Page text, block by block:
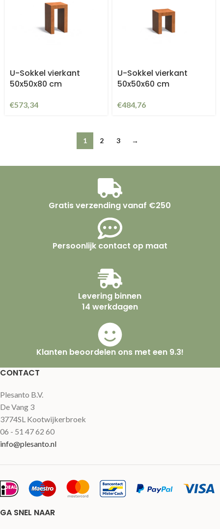
U-Sokkel vierkant
50x50x80 cm
€573,34
U-Sokkel vierkant
50x50x60 cm
€484,76
1 2 3 →
Gratis verzending vanaf €250
Persoonlijk contact op maat
Levering binnen
14 werkdagen
Klanten beoordelen ons met een 9.3!
CONTACT
Plesanto B.V.
De Vang 3
3774SL Kootwijkerbroek
06 - 51 47 62 60
info@plesanto.nl
GA SNEL NAAR